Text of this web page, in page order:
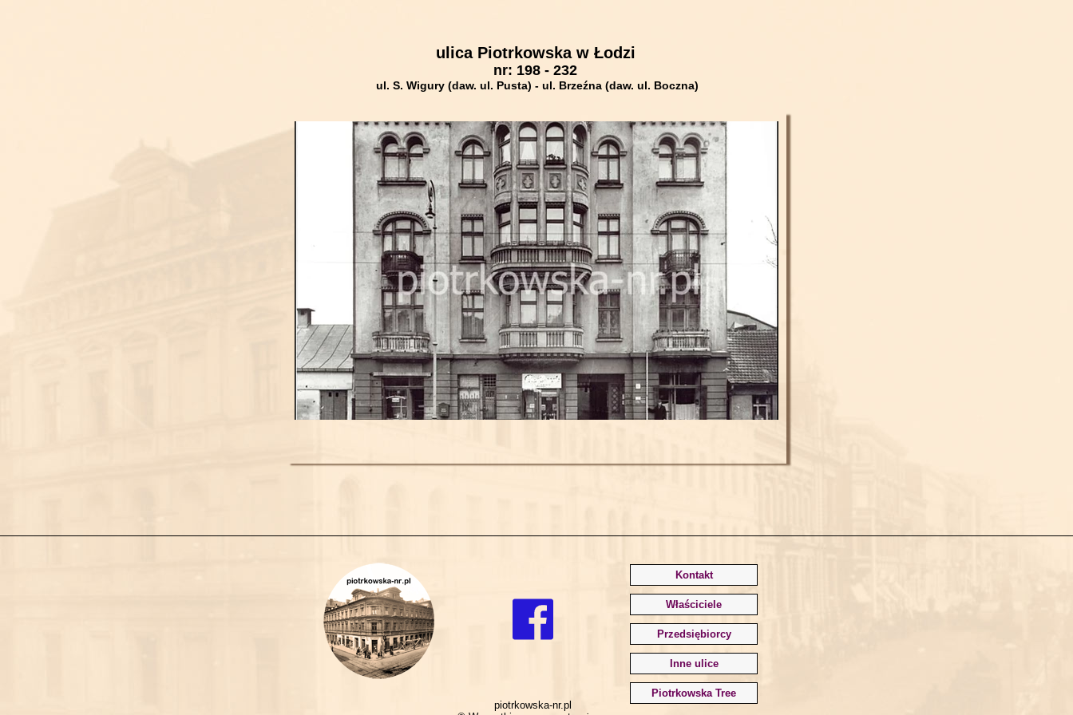
ulica Piotrkowska w Łodzi
nr: 198 - 232
ul. S. Wigury (daw. ul. Pusta) - ul. Brzeźna (daw. ul. Boczna)
Kontakt
Właściciele
Przedsiębiorcy
Inne ulice
Piotrkowska Tree
piotrkowska-nr.pl